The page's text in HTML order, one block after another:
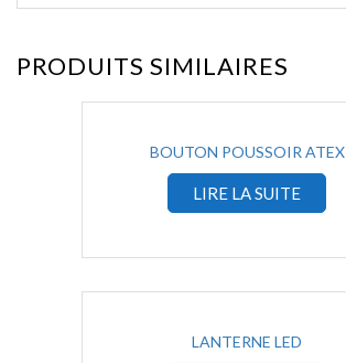
PRODUITS SIMILAIRES
BOUTON POUSSOIR ATEX
LIRE LA SUITE
LANTERNE LED